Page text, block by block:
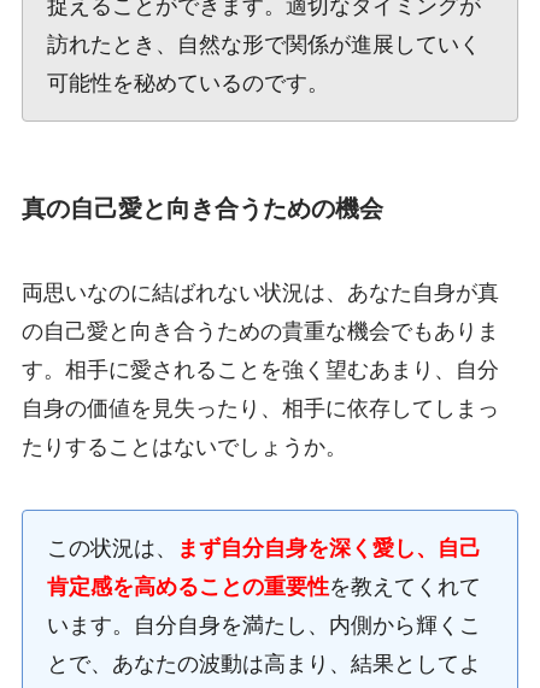
捉えることができます。適切なタイミングが
訪れたとき、自然な形で関係が進展していく
可能性を秘めているのです。
真の自己愛と向き合うための機会
両思いなのに結ばれない状況は、あなた自身が真
の自己愛と向き合うための貴重な機会でもありま
す。相手に愛されることを強く望むあまり、自分
自身の価値を見失ったり、相手に依存してしまっ
たりすることはないでしょうか。
この状況は、
まず自分自身を深く愛し、自己
肯定感を高めることの重要性を教えてくれて
います。自分自身を満たし、内側から輝くこ
とで、あなたの波動は高まり、結果としてよ